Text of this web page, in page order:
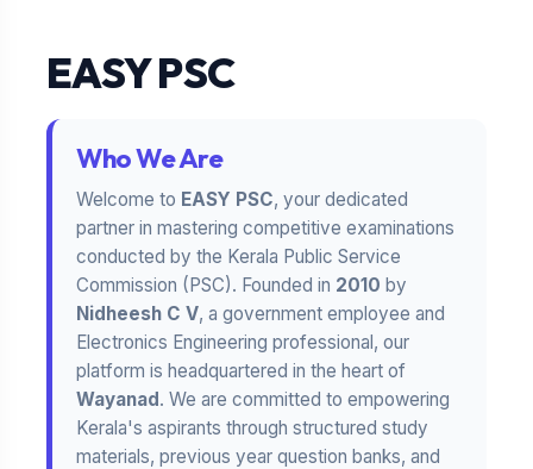
EASY PSC
Who We Are
Welcome to EASY PSC, your dedicated
partner in mastering competitive examinations
conducted by the Kerala Public Service
Commission (PSC). Founded in 2010 by
Nidheesh C V, a government employee and
Electronics Engineering professional, our
platform is headquartered in the heart of
Wayanad. We are committed to empowering
Kerala's aspirants through structured study
materials, previous year question banks, and